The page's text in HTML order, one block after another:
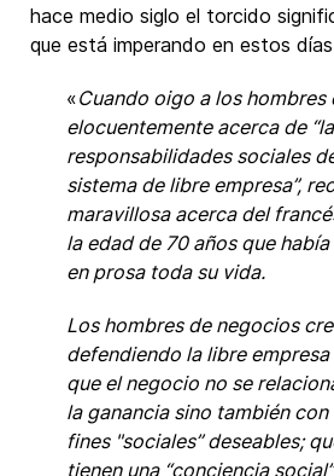
hace medio siglo el torcido
que está imperando en estos
«Cuando oigo a los
elocuentemente acerca de
responsabilidades sociales
sistema de libre empresa”,
maravillosa acerca del
la edad de 70 años que
en prosa toda su vida.
Los hombres de negocios
defendiendo la libre
que el negocio no se
la ganancia sino también
fines "sociales” deseables;
tienen una “conciencia